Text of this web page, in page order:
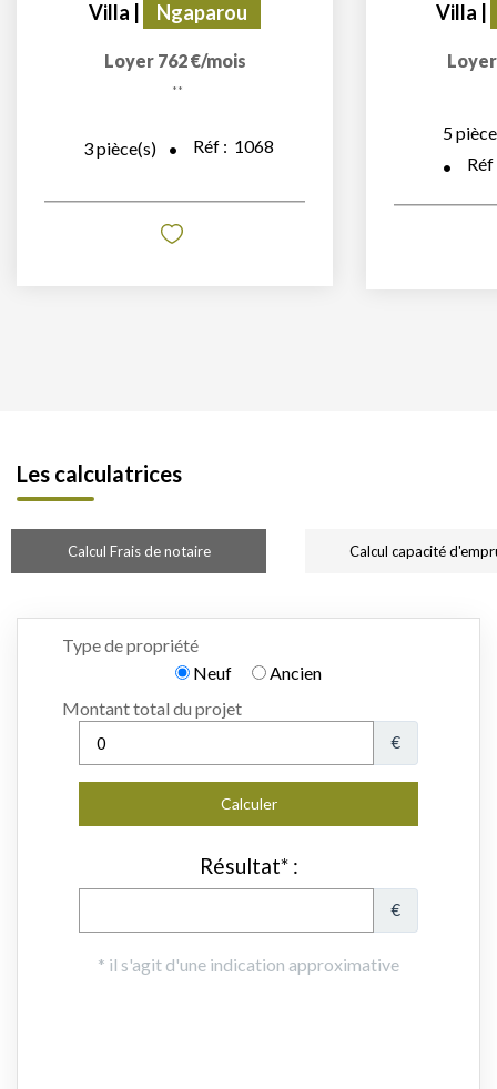
Villa Ngaparou
Loyer 762 €/mois
**
3pièce(s) Réf : 1068
Villa
5
Les calculatrices
Calcul Frais de notaire Calcul capacité